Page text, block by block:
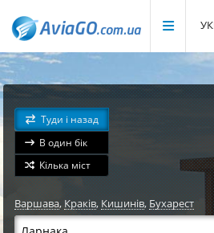
Туди і назад
В один бік
Кілька міст
Варшава,Краків, Кишинів, Бухарест